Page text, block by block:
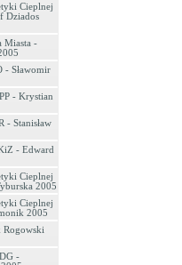
Cieplnej
Dziados
Miasta -
- Sławomir
- Krystian
- Stanisław
- Edward
Cieplnej
2005
Cieplnej
2005
Rogowski
-